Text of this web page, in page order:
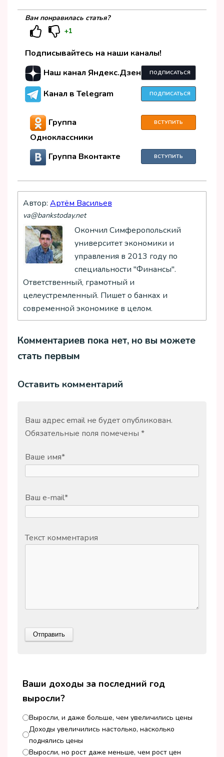
Вам понравилась статья?
+1
Подписывайтесь на наши каналы!
Наш канал Яндекс.Дзен
ПОДПИСАТЬСЯ
Канал в Telegram ПОДПИСАТЬСЯ
Группа
Одноклассники
ВСТУПИТЬ
Группа Вконтакте ВСТУПИТЬ
Автор: Артём Васильев
va@bankstoday.net
Окончил Симферопольский
университет экономики и
управления в 2013 году по
специальности "Финансы".
Ответственный, грамотный и
целеустремленный. Пишет о банках и
современной экономике в целом.
Комментариев пока нет, но вы можете
стать первым
Оставить комментарий
Ваш адрес email не будет опубликован.
Обязательные поля помечены *
Ваше имя*
Ваш e-mail*
Текст комментария
Ваши доходы за последний год
выросли?
Выросли, и даже больше, чем увеличились цены
Доходы увеличились настолько, насколько
поднялись цены
Выросли, но рост даже меньше, чем рост цен